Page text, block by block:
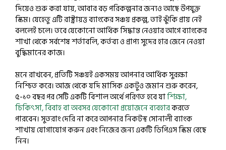
দিয়েও শুরু করা যায়, আবার বড় পরিকল্পনার জন্যও আছে উপযুক্ত
স্কিম। যেহেতু এটি রাষ্ট্রায়ত্ত ব্যাংকের সঞ্চয় প্রকল্প, তাই ঝুঁকি প্রায় নেই
বললেই চলে। তবে যেকোনো আর্থিক সিদ্ধান্ত নেওয়ার আগে ব্যাংকের
শাখা থেকে সর্বশেষ শর্তাবলি, কর্তব্য ও প্রাপ্য সুদের হার জেনে নেওয়া
বুদ্ধিমানের কাজ।
মনে রাখবেন, প্রতিটি সঞ্চয়ই একসময় আপনার আর্থিক সুরক্ষা
নিশ্চিত করে। আজ থেকে যদি মাসিক একটুও জমান শুরু করেন,
৫-১০ বছর পর সেটি একটি বিশাল অর্থে পরিণত হবে যাশিক্ষা,
চিকিৎসা, বিবাহ বা অবসর যেকোনো প্রয়োজনে ব্যবহারকরতে
পারবেন। সুতরাং দেরি না করে আপনার নিকটস্থ সোনালী ব্যাংক
শাখায় যোগাযোগ করুন এবং নিজের জন্য একটি ডিপিএস স্কিম বেছে
নিন।